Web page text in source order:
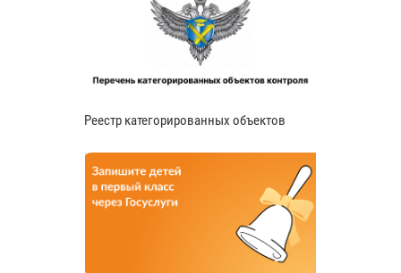
Реестр категорированных объектов